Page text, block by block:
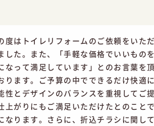
度はトイレリフォームのご依頼をいた
した。また、「手軽な価格でいいもの
なって満足しています」とのお言葉を
ります。ご予算の中でできるだけ快適
性とデザインのバランスを重視してご
上がりにもご満足いただけたとのこと
なります。さらに、折込チラシに関し